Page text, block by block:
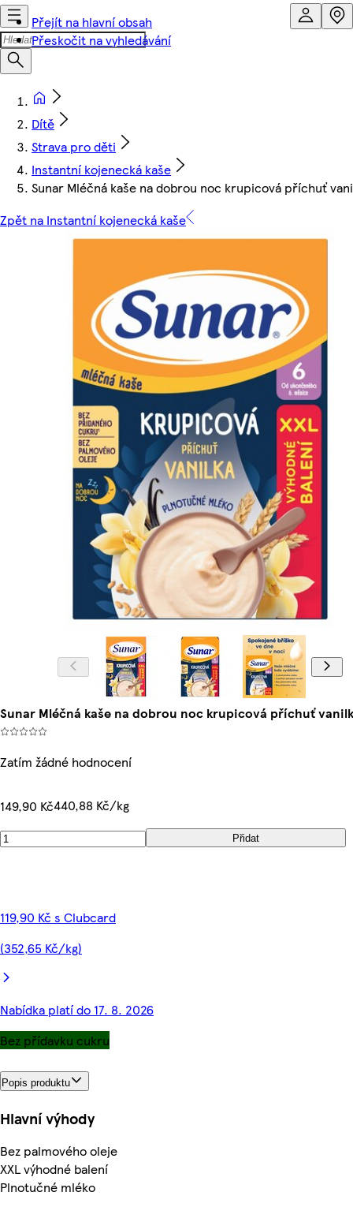
Přejít na hlavní obsah
Přeskočit na vyhledávání
Dítě
Strava pro děti
Instantní kojenecká kaše
Sunar Mléčná kaše na dobrou noc krupicová příchuť
Zpět na Instantní kojenecká kaše
Sunar Mléčná kaše na dobrou noc krupicová příchuť
Zatím žádné hodnocení
149,90 Kč440,88 Kč/kg
Přidat
119,90 Kč s Clubcard
(352,65 Kč/kg)
Nabídka platí do 17. 8. 2026
Bez přídavku cukru
Popis produktu
Hlavní výhody
Bez palmového oleje
XXL výhodné balení
Plnotučné mléko